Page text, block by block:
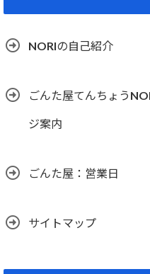
NORIの自己紹介
ごんた屋てんちょう
ジ案内
ごんた屋：営業日
サイトマップ